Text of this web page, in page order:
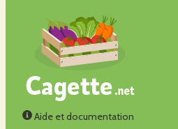
Aide et documentation